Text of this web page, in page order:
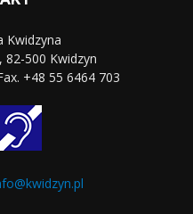
Kwidzyna
82-500 Kwidzyn
+48 55 6464 703